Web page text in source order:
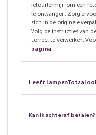
retourtermijn om een
te ontvangen. Zorg
zich in de originele
Volg de instructies van
correct te verwerken.
pagina.
Heeft LampenTotaal
Kan ik achteraf betalen?